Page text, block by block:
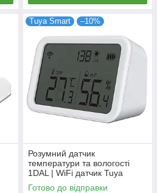
Tuya Smart –10%
Розумний датчик
температури та вологості
1DAL | WiFi датчик Tuya
(TH02W)
Готово до відправки